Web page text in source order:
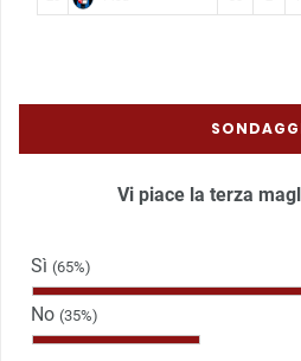
Vi piace la terza
Sì (65%)
No (35%)